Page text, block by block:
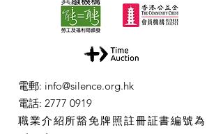
電郵: info@silence.org.hk
電話: 2777 0919
職業介紹所豁免牌照註冊証書編號為